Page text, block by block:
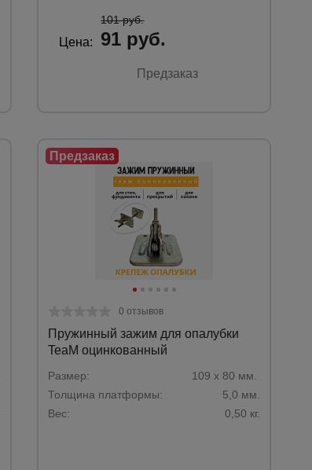
Цена:
101 руб.
91 руб.
Предзаказ
0 отзывов
Пружинный зажим для опалубки
TeaM оцинкованный
Размер:
109 х 80 мм.
Толщина платформы:
5,0 мм.
Вес:
0,50 кг.